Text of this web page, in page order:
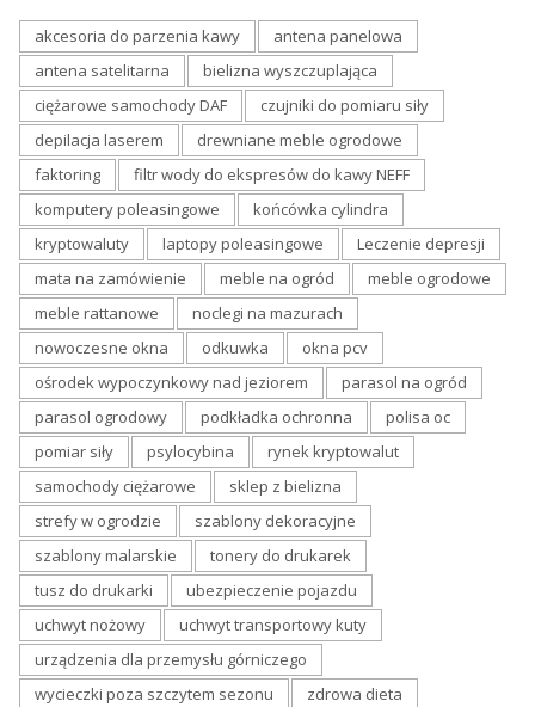
akcesoria do parzenia kawy
antena panelowa
antena satelitarna
bielizna wyszczuplająca
ciężarowe samochody DAF
czujniki do pomiaru siły
depilacja laserem
drewniane meble ogrodowe
faktoring
filtr wody do ekspresów do kawy NEFF
komputery poleasingowe
końcówka cylindra
kryptowaluty
laptopy poleasingowe
Leczenie depresji
mata na zamówienie
meble na ogród
meble ogrodowe
meble rattanowe
noclegi na mazurach
nowoczesne okna
odkuwka
okna pcv
ośrodek wypoczynkowy nad jeziorem
parasol na ogród
parasol ogrodowy
podkładka ochronna
polisa oc
pomiar siły
psylocybina
rynek kryptowalut
samochody ciężarowe
sklep z bielizna
strefy w ogrodzie
szablony dekoracyjne
szablony malarskie
tonery do drukarek
tusz do drukarki
ubezpieczenie pojazdu
uchwyt nożowy
uchwyt transportowy kuty
urządzenia dla przemysłu górniczego
wycieczki poza szczytem sezonu
zdrowa dieta